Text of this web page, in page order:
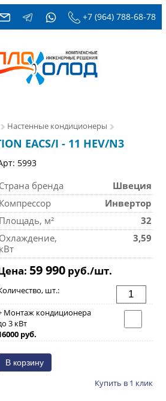
+7 (964) 788-68-78
Настенные кондиционеры
EACS/I - 11 HEV/N3
5993
Страна бренда
Швеция
Компрессор
Инвертор
Площадь, м²
32
Охлаждение,
кВт
3,59
59 990руб./шт.
шт.:
Монтаж кондиционера
3 кВт
руб.
Купить в 1 клик